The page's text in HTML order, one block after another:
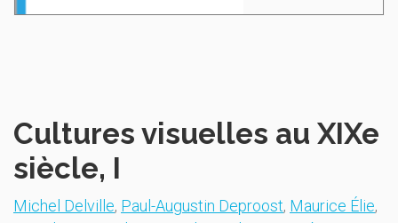
Cultures visuelles au XIXe
siècle, I
Michel Delville, Paul-Augustin Deproost, Maurice Élie,